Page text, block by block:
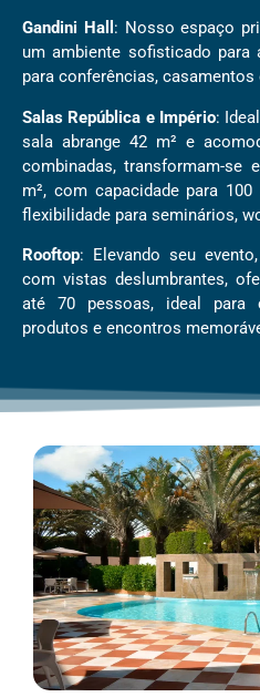
Gandini Hall : Nosso espaço
um ambiente sofisticado para
para conferências,
Salas República e Império:
sala abrange 42 m² e
combinadas, transformam-se
m², com capacidade para
flexibilidade para seminários,
Rooftop: Elevando seu
com vistas deslumbrantes,
até 70 pessoas, ideal para
produtos e encontros